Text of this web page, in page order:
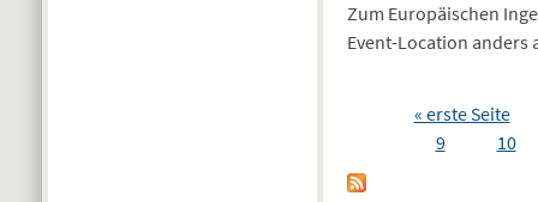
Zum Europäischen
Event-Location anders
« erste Seite
9
10